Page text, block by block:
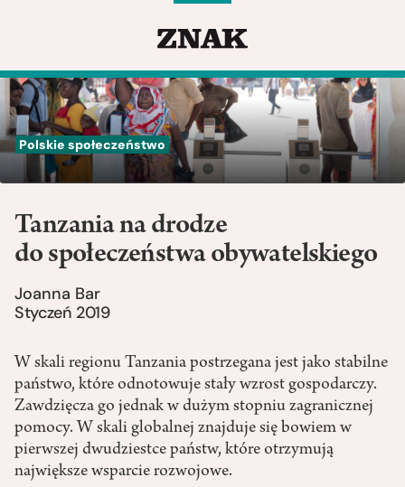
Polskie społeczeństwo
Tanzania na drodze
do społeczeństwa obywatelskiego
Joanna Bar
Styczeń 2019
W skali regionu Tanzania postrzegana jest jako stabilne
państwo, które odnotowuje stały wzrost gospodarczy.
Zawdzięcza go jednak w dużym stopniu zagranicznej
pomocy. W skali globalnej znajduje się bowiem w
pierwszej dwudziestce państw, które otrzymują
największe wsparcie rozwojowe.